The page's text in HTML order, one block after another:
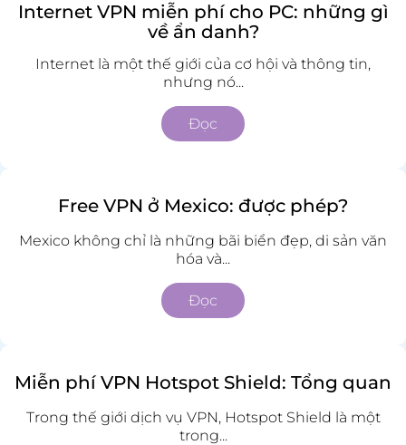
Internet VPN miễn phí cho PC: những gì
về ẩn danh?
Internet là một thế giới của cơ hội và thông tin,
nhưng nó...
Đọc
Free VPN ở Mexico: được phép?
Mexico không chỉ là những bãi biển đẹp, di sản văn
hóa và...
Đọc
Miễn phí VPN Hotspot Shield: Tổng quan
Trong thế giới dịch vụ VPN, Hotspot Shield là một
trong...